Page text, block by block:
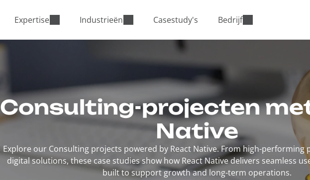
Expertise Industrieën Casestudy's Bedrijf
Consulting-projecten
Native
Explore our Consulting projects powered by React Native. From high-performing
digital solutions, these case studies show how React Native delivers seamless
built to support growth and long-term operations.